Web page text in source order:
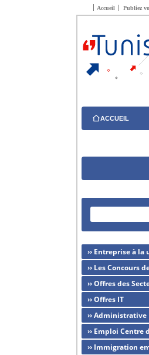
Accueil Publiez
ACCUEIL
›› Entreprise à la
›› Les Concours
›› Offres des
›› Offres IT
›› Administrative
›› Emploi Centre
›› Immigration